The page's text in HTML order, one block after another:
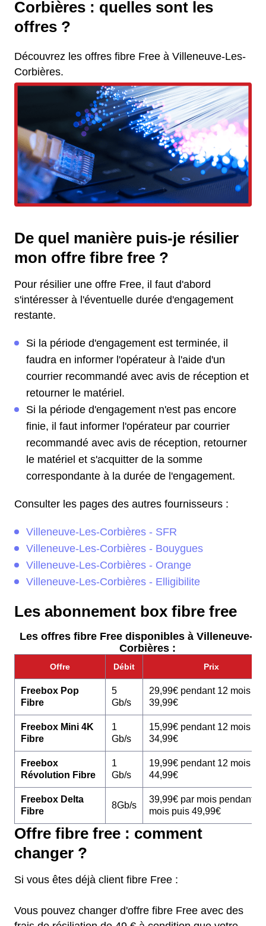
Corbières : quelles sont les
offres ?
Découvrez les offres fibre Free à Villeneuve-Les-
Corbières.
De quel manière puis-je résilier
mon offre fibre free ?
Pour résilier une offre Free, il faut d'abord
s'intéresser à l'éventuelle durée d'engagement
restante.
Si la période d'engagement est terminée, il
faudra en informer l'opérateur à l'aide d'un
courrier recommandé avec avis de réception et
retourner le matériel.
Si la période d'engagement n'est pas encore
finie, il faut informer l'opérateur par courrier
recommandé avec avis de réception, retourner
le matériel et s'acquitter de la somme
correspondante à la durée de l'engagement.
Consulter les pages des autres fournisseurs :
Villeneuve-Les-Corbières - SFR
Villeneuve-Les-Corbières - Bouygues
Villeneuve-Les-Corbières - Orange
Villeneuve-Les-Corbières - Elligibilite
Les abonnement box fibre free
Les offres fibre Free disponibles à Villeneuve-
Corbières :
Offre Débit Prix
Freebox Pop
Fibre
5
Gb/s
29,99€ pendant 12 mois
39,99€
Freebox Mini 4K
Fibre
1
Gb/s
15,99€ pendant 12 mois
34,99€
Freebox
Révolution Fibre
1
Gb/s
19,99€ pendant 12 mois
44,99€
Freebox Delta
Fibre
8Gb/s
39,99€ par mois pendant 12
mois puis 49,99€
Offre fibre free : comment
changer ?
Si vous êtes déjà client fibre Free :
Vous pouvez changer d'offre fibre Free avec des